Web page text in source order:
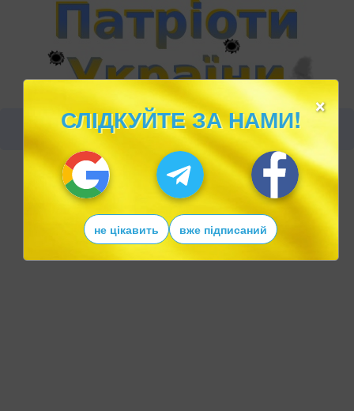
×
СЛІДКУЙТЕ ЗА НАМИ!
не цікавить вже підписаний